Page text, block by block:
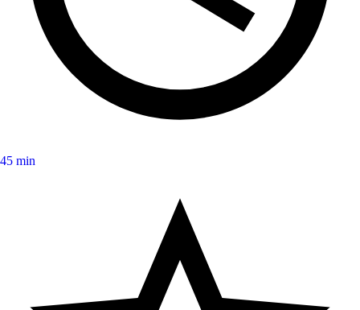
45 min